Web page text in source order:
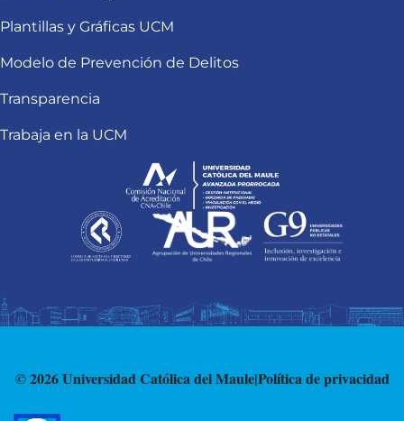
Plantillas y Gráficas UCM
Modelo de Prevención de Delitos
Transparencia
Trabaja en la UCM
© 2026 Universidad Católica del Maule|Política de privacidad